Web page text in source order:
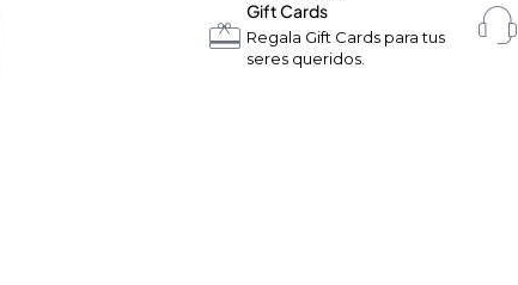
Gift Cards
Regala Gift Cards para tus
seres queridos.